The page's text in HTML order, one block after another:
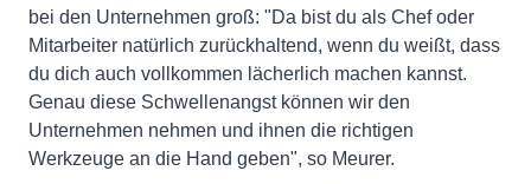
bei den Unternehmen groß: "Da bist du als Chef oder
Mitarbeiter natürlich zurückhaltend, wenn du weißt, dass
du dich auch vollkommen lächerlich machen kannst.
Genau diese Schwellenangst können wir den
Unternehmen nehmen und ihnen die richtigen
Werkzeuge an die Hand geben", so Meurer.